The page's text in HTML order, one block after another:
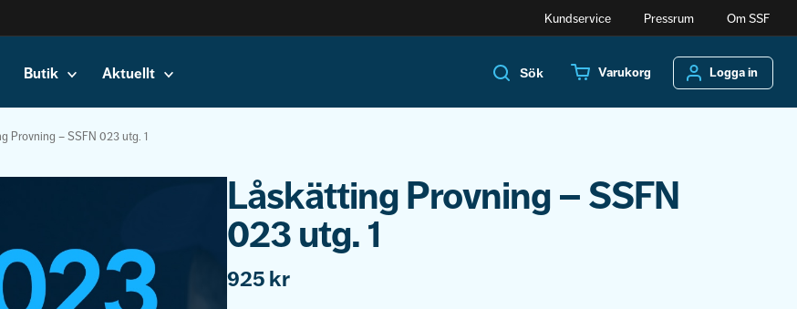
Kundservice Pressrum Om SSF
Butik Aktuellt Sök Varukorg Logga in
Provning – SSFN 023 utg. 1
Låskätting Provning – SSFN
023 utg. 1
925 kr